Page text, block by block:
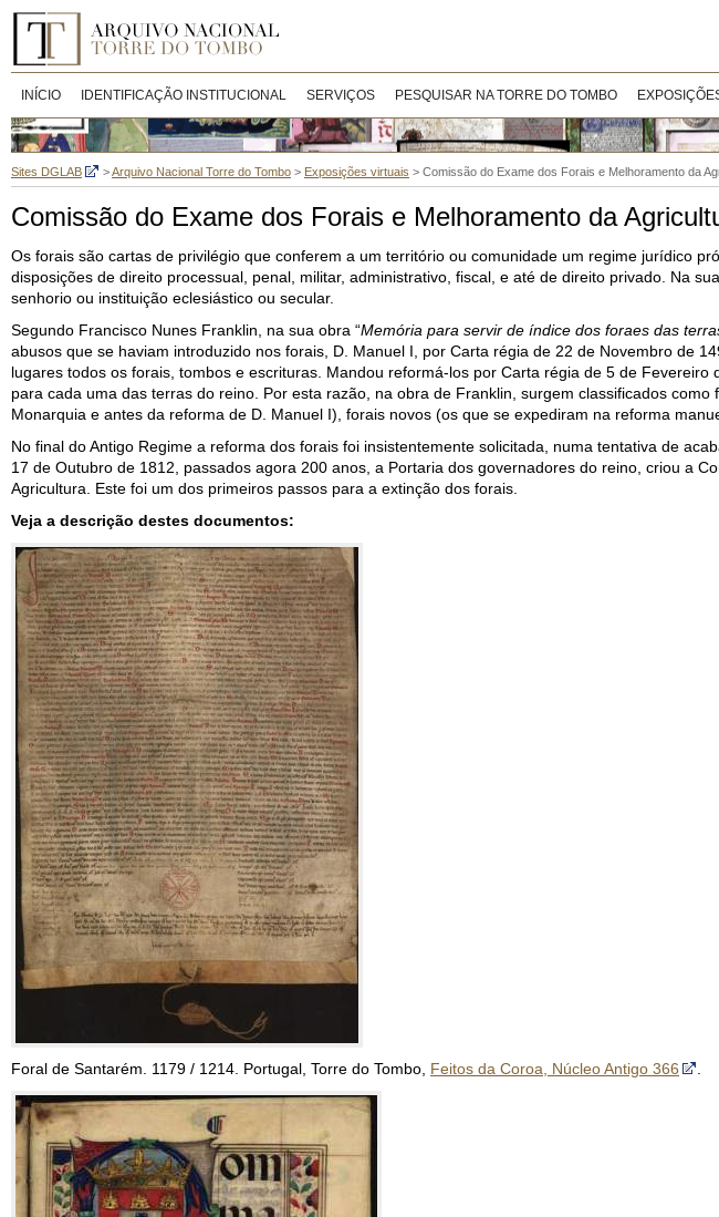
INÍCIO IDENTIFICAÇÃO INSTITUCIONAL SERVIÇOS PESQUISAR NA TORRE DO TOMBO
Sites DGLAB >Arquivo Nacional Torre do Tombo > Exposições virtuais > Comissão do Exame dos Forais e Melhoramento da
Comissão do Exame dos Forais e Melhoramento da
Os forais são cartas de privilégio que conferem a um território ou comunidade um regime jurídico
disposições de direito processual, penal, militar, administrativo, fiscal, e até de direito privado. Na
senhorio ou instituição eclesiástico ou secular.
Segundo Francisco Nunes Franklin, na sua obra “Memória para servir de índice dos foraes das
abusos que se haviam introduzido nos forais, D. Manuel I, por Carta régia de 22 de Novembro de
lugares todos os forais, tombos e escrituras. Mandou reformá-los por Carta régia de 5 de
para cada uma das terras do reino. Por esta razão, na obra de Franklin, surgem classificados
Monarquia e antes da reforma de D. Manuel I), forais novos (os que se expediram na reforma
No final do Antigo Regime a reforma dos forais foi insistentemente solicitada, numa tentativa de
17 de Outubro de 1812, passados agora 200 anos, a Portaria dos governadores do reino, criou a
Agricultura. Este foi um dos primeiros passos para a extinção dos forais.
Veja a descrição destes documentos:
Foral de Santarém. 1179 / 1214. Portugal, Torre do Tombo, Feitos da Coroa, Núcleo Antigo 366